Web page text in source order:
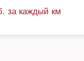
за каждый км